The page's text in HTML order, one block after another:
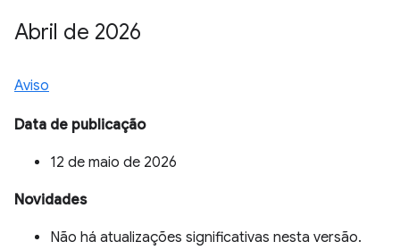
Abril de 2026
Aviso
Data de publicação
12 de maio de 2026
Novidades
Não há atualizações significativas nesta versão.